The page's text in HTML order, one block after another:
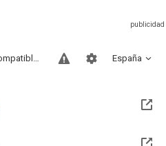
España
Sitios compatibles